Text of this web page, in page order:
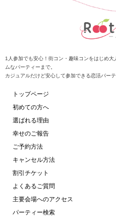
1人参加でも安心！街コン・趣味コンをはじめ
ムなパーティーまで。
カジュアルだけど安心して参加できる恋活パー
トップページ
初めての方へ
選ばれる理由
幸せのご報告
ご予約方法
キャンセル方法
割引チケット
よくあるご質問
主要会場へのアクセス
パーティー検索